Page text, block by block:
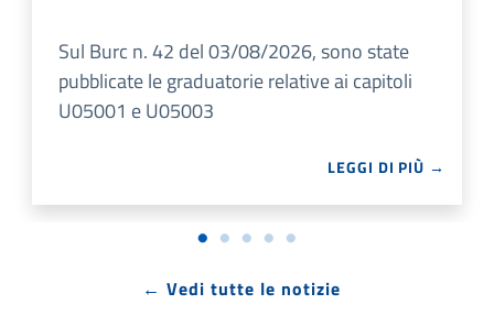
Sul Burc n. 42 del 03/08/2026, sono state
pubblicate le graduatorie relative ai capitoli
U05001 e U05003
LEGGI DI PIÙ →
← Vedi tutte le notizie